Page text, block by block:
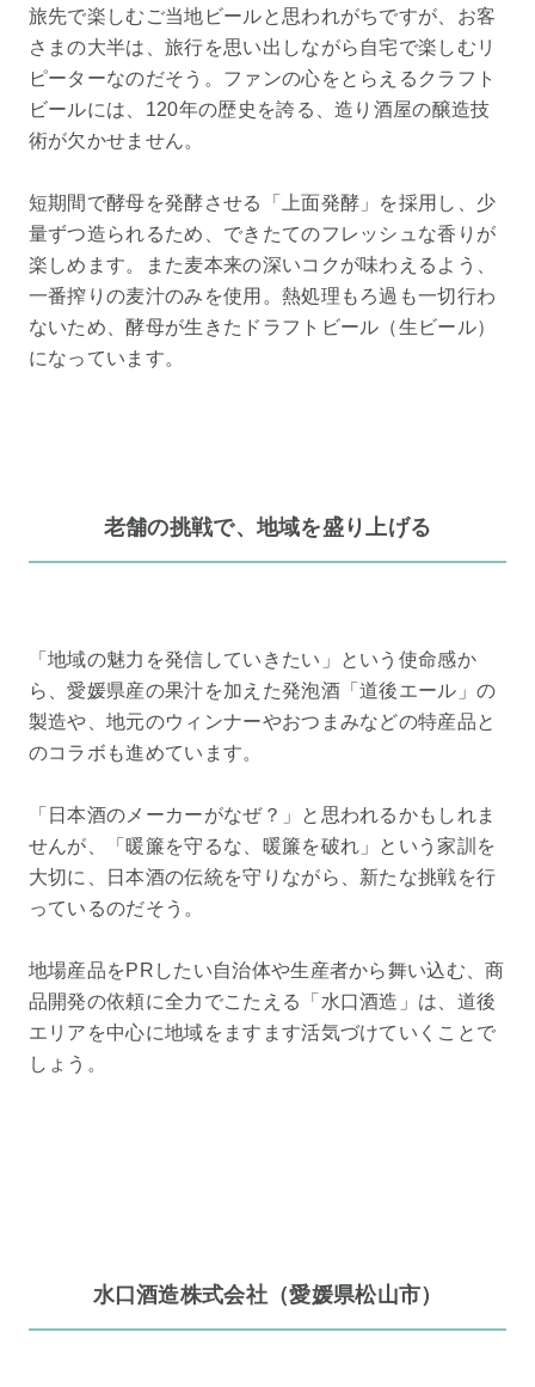
旅先で楽しむご当地ビールと思われがちですが、お客
さまの大半は、旅行を思い出しながら自宅で楽しむリ
ピーターなのだそう。ファンの心をとらえるクラフト
ビールには、120年の歴史を誇る、造り酒屋の醸造技
術が欠かせません。
短期間で酵母を発酵させる「上面発酵」を採用し、少
量ずつ造られるため、できたてのフレッシュな香りが
楽しめます。また麦本来の深いコクが味わえるよう、
一番搾りの麦汁のみを使用。熱処理もろ過も一切行わ
ないため、酵母が生きたドラフトビール（生ビール）
になっています。
老舗の挑戦で、地域を盛り上げる
「地域の魅力を発信していきたい」という使命感か
ら、愛媛県産の果汁を加えた発泡酒「道後エール」の
製造や、地元のウィンナーやおつまみなどの特産品と
のコラボも進めています。
「日本酒のメーカーがなぜ？」と思われるかもしれま
せんが、「暖簾を守るな、暖簾を破れ」という家訓を
大切に、日本酒の伝統を守りながら、新たな挑戦を行
っているのだそう。
地場産品をPRしたい自治体や生産者から舞い込む、商
品開発の依頼に全力でこたえる「水口酒造」は、道後
エリアを中心に地域をますます活気づけていくことで
しょう。
水口酒造株式会社（愛媛県松山市）